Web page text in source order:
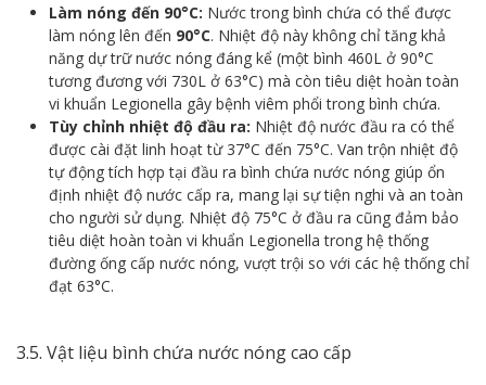
Làm nóng đến 90°C: Nước trong bình chứa có thể được
làm nóng lên đến 90°C. Nhiệt độ này không chỉ tăng khả
năng dự trữ nước nóng đáng kể (một bình 460L ở 90°C
tương đương với 730L ở 63°C) mà còn tiêu diệt hoàn toàn
vi khuẩn Legionella gây bệnh viêm phổi trong bình chứa.
Tùy chỉnh nhiệt độ đầu ra: Nhiệt độ nước đầu ra có thể
được cài đặt linh hoạt từ 37°C đến 75°C. Van trộn nhiệt độ
tự động tích hợp tại đầu ra bình chứa nước nóng giúp ổn
định nhiệt độ nước cấp ra, mang lại sự tiện nghi và an toàn
cho người sử dụng. Nhiệt độ 75°C ở đầu ra cũng đảm bảo
tiêu diệt hoàn toàn vi khuẩn Legionella trong hệ thống
đường ống cấp nước nóng, vượt trội so với các hệ thống chỉ
đạt 63°C.
3.5. Vật liệu bình chứa nước nóng cao cấp